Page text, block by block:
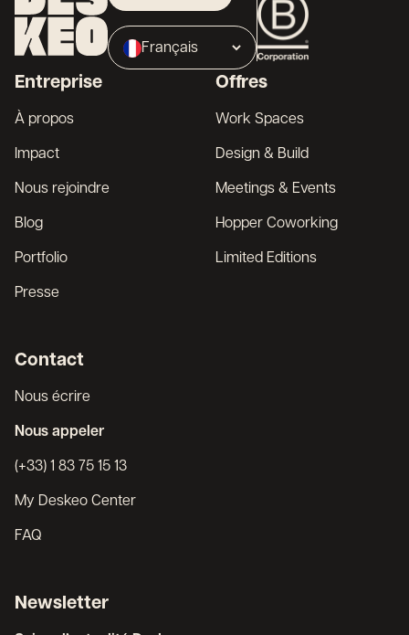
Propriétaire
Broker
Français
Entreprise
À propos
Impact
Nous rejoindre
Blog
Portfolio
Presse
Offres
Work Spaces
Design & Build
Meetings & Events
Hopper Coworking
Limited Editions
Contact
Nous écrire
Nous appeler
(+33) 1 83 75 15 13
My Deskeo Center
FAQ
Newsletter